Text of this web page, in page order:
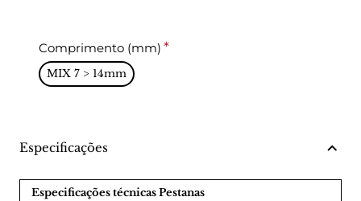
Comprimento (mm)
MIX 7 > 14mm
Especificações
Especificações técnicas Pestanas